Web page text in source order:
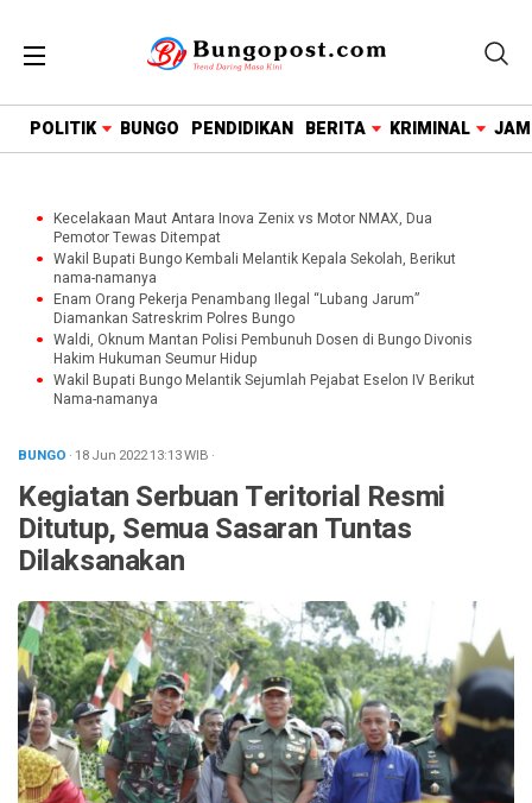
f08c47fec0942fa0
POLITIK BUNGO PENDIDIKAN BERITA KRIMINAL
Kecelakaan Maut Antara Inova Zenix vs Motor NMAX, Dua
Pemotor Tewas Ditempat
Wakil Bupati Bungo Kembali Melantik Kepala Sekolah, Berikut
nama-namanya
Enam Orang Pekerja Penambang Ilegal “Lubang Jarum”
Diamankan Satreskrim Polres Bungo
Waldi, Oknum Mantan Polisi Pembunuh Dosen di Bungo Divonis
Hakim Hukuman Seumur Hidup
Wakil Bupati Bungo Melantik Sejumlah Pejabat Eselon IV Berikut
Nama-namanya
BUNGO · 18 Jun 202213:13WIB ·
Kegiatan Serbuan Teritorial Resmi
Ditutup, Semua Sasaran Tuntas
Dilaksanakan